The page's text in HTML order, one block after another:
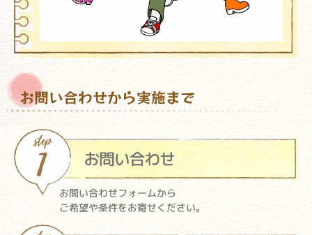
お問い合わせから実施まで
お問い合わせフォームから
ご希望や条件をお寄せください。